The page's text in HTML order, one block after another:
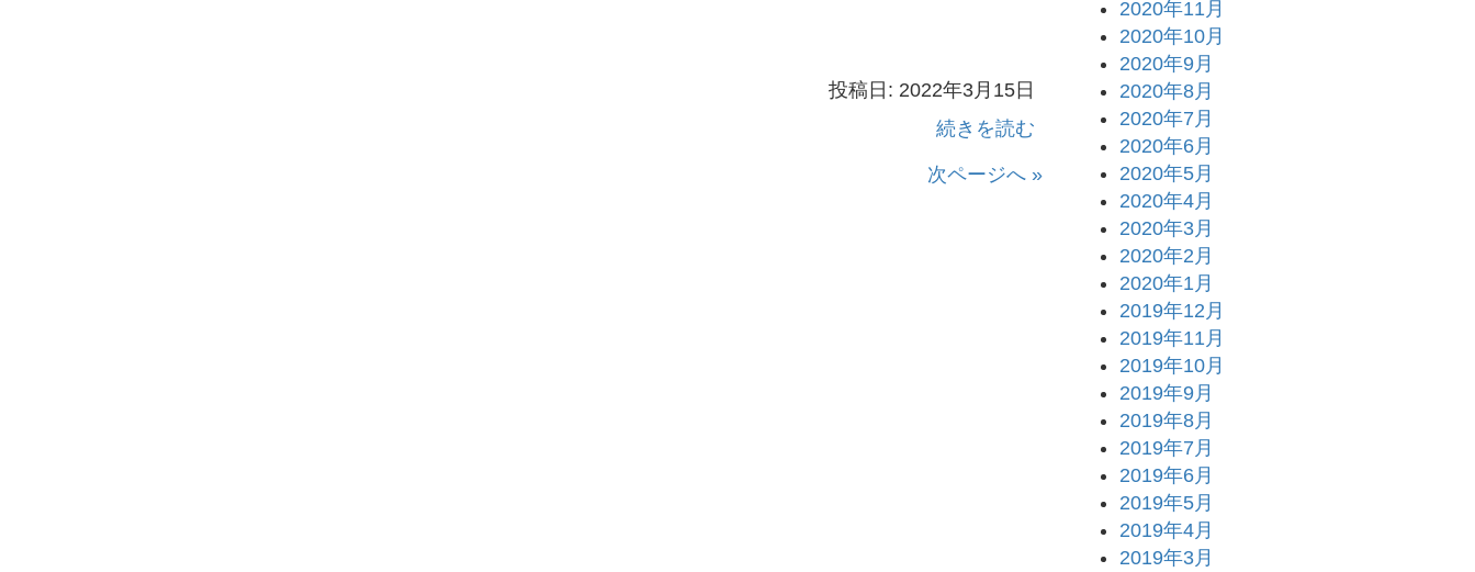
投稿日: 2022年3月15日
続きを読む
次ページへ »
2020年11月
2020年10月
2020年9月
2020年8月
2020年7月
2020年6月
2020年5月
2020年4月
2020年3月
2020年2月
2020年1月
2019年12月
2019年11月
2019年10月
2019年9月
2019年8月
2019年7月
2019年6月
2019年5月
2019年4月
2019年3月